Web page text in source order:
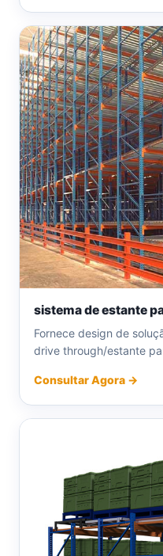
sistema de estante
Fornece design de
drive through/estante
Consultar Agora →